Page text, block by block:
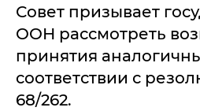
Совет призывает
ООН рассмотреть
принятия
соответствии с
68/262.